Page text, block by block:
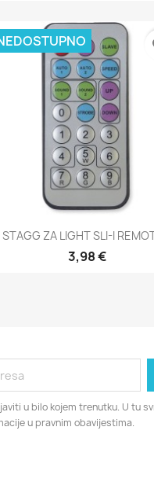
 Brzi pregled
STAGG ZA LIGHT SLI-I
3,98 €
u bilo kojem trenutku. U tu
u pravnim obavijestima.